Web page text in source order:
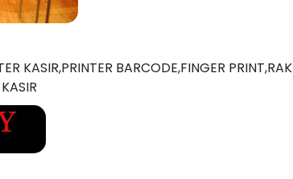
KASIR,PRINTER BARCODE,FINGER PRINT,RAK